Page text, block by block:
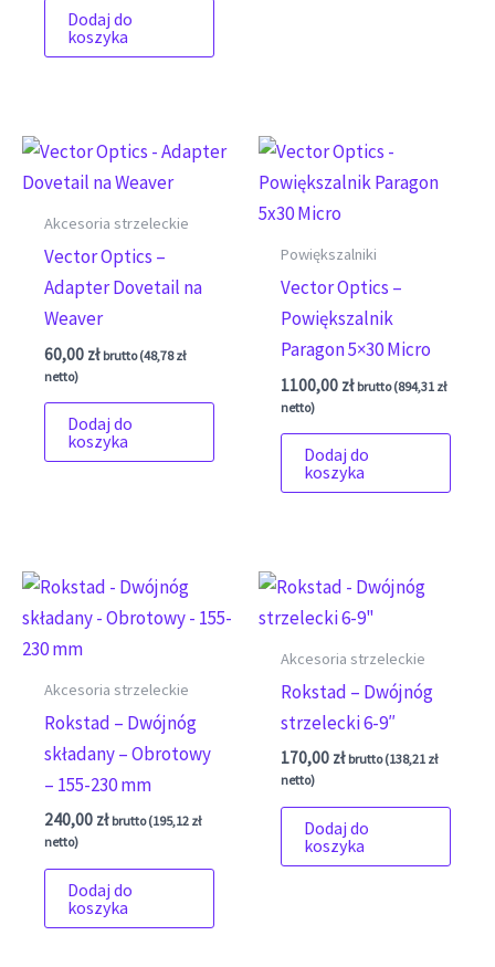
Dodaj do
koszyka
Akcesoria strzeleckie
Vector Optics –
Adapter Dovetail na
Weaver
60,00 zł brutto (48,78zł
netto)
Dodaj do
koszyka
Powiększalniki
Vector Optics –
Powiększalnik
Paragon 5×30 Micro
1100,00 zł brutto (894,31 zł
netto)
Dodaj do
koszyka
Akcesoria strzeleckie
Rokstad – Dwójnóg
składany – Obrotowy
– 155-230 mm
240,00 zł brutto (195,12 zł
netto)
Dodaj do
koszyka
Akcesoria strzeleckie
Rokstad – Dwójnóg
strzelecki 6-9″
170,00 zł brutto (138,21 zł
netto)
Dodaj do
koszyka